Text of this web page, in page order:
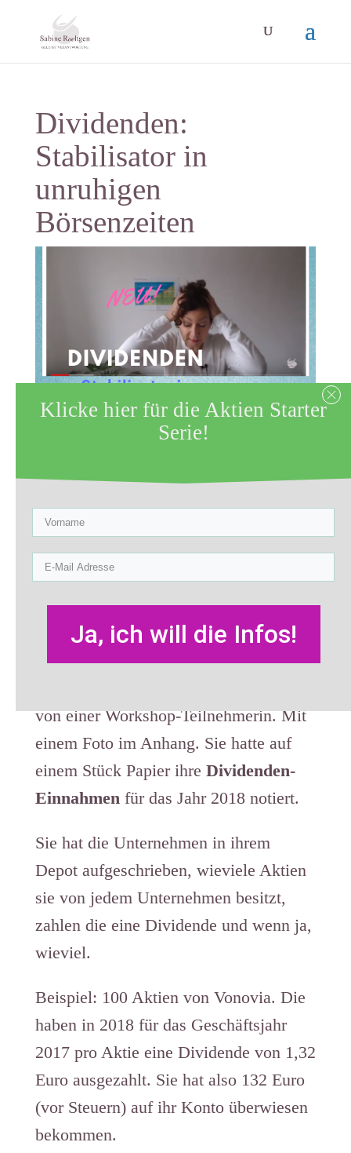
Dividenden:
Stabilisator in
unruhigen
Börsenzeiten
bySabine Röltgen
Wie die Dividende dir
über schwierige
Börsenjahre hinweg
hilft.
von einer Workshop-Teilnehmerin. Mit
einem Foto im Anhang. Sie hatte auf
einem Stück Papier ihre Dividenden-
Einnahmenfür das Jahr 2018 notiert.
Sie hat die Unternehmen in ihrem
Depot aufgeschrieben, wieviele Aktien
sie von jedem Unternehmen besitzt,
zahlen die eine Dividende und wenn ja,
wieviel.
Beispiel: 100 Aktien von Vonovia. Die
haben in 2018 für das Geschäftsjahr
2017 pro Aktie eine Dividende von 1,32
Euro ausgezahlt. Sie hat also 132 Euro
(vor Steuern) auf ihr Konto überwiesen
bekommen.
Klicke hier für die Aktien Starter
Serie!
Ja, ich will die Infos!